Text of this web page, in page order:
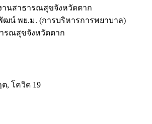
านสาธารณสุขจังหวัดตาก
น์ พย.ม. (การบริหารการพยาบาล)
รณสุขจังหวัดตาก
, โควิด 19